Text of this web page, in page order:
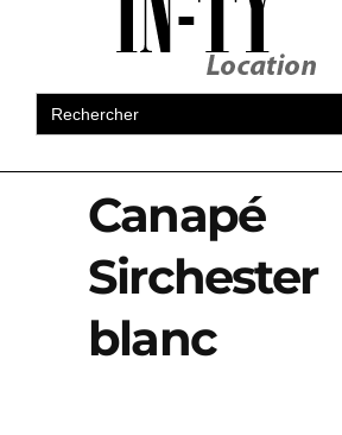
Search
for:
Canapé
Sirchester
blanc